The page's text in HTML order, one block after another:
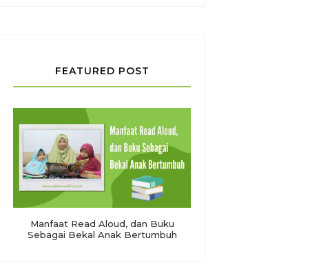
FEATURED POST
Manfaat Read Aloud, dan Buku
Sebagai Bekal Anak Bertumbuh